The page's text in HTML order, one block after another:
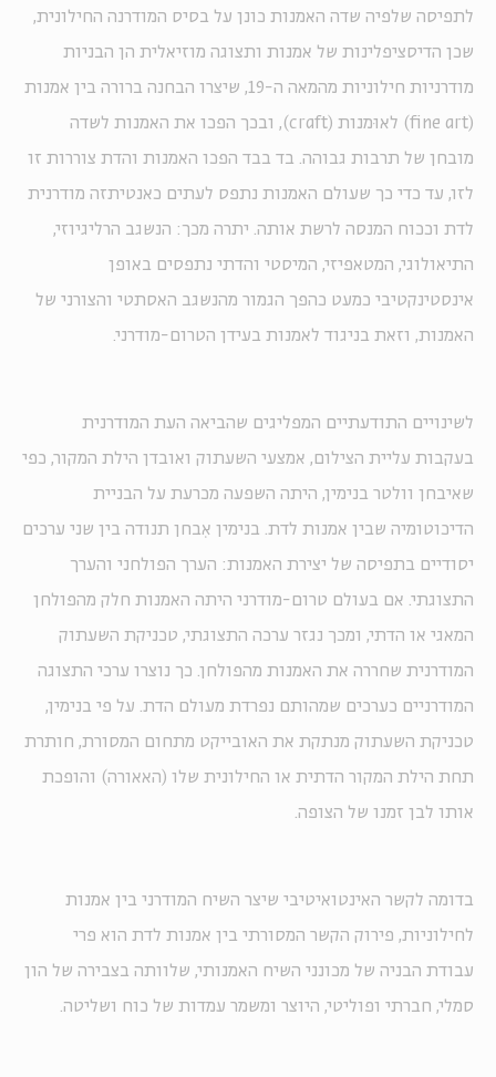
לתפיסה שלפיה שדה האמנות כונן על בסיס המודרנה החילונית,
שכן הדיסציפלינות של אמנות ותצוגה מוזיאלית הן הבניות
מודרניות חילוניות מהמאה ה-19, שיצרו הבחנה ברורה בין אמנות
(fine art) לאוּמנות (craft), ובכך הפכו את האמנות לשדה
מובחן של תרבות גבוהה. בד בבד הפכו האמנות והדת צוררות זו
לזו, עד כדי כך שעולם האמנות נתפס לעתים כאנטיתזה מודרנית
לדת וככוח המנסה לרשת אותה. יתרה מכך: הנשגב הרליגיוזי,
התיאולוגי, המטאפיזי, המיסטי והדתי נתפסים באופן
אינסטינקטיבי כמעט כהפך הגמור מהנשגב האסתטי והצורני של
האמנות, וזאת בניגוד לאמנות בעידן הטרום-מודרני.
לשינויים התודעתיים המפליגים שהביאה העת המודרנית
בעקבות עליית הצילום, אמצעי השעתוק ואובדן הילת המקור, כפי
שאיבחן וולטר בנימין, היתה השפעה מכרעת על הבניית
הדיכוטומיה שבין אמנות לדת. בנימין אִבחן תנודה בין שני ערכים
יסודיים בתפיסה של יצירת האמנות: הערך הפולחני והערך
התצוגתי. אם בעולם טרום-מודרני היתה האמנות חלק מהפולחן
המאגי או הדתי, ומכך נגזר ערכה התצוגתי, טכניקת השעתוק
המודרנית שחררה את האמנות מהפולחן. כך נוצרו ערכי התצוגה
המודרניים כערכים שמהותם נפרדת מעולם הדת. על פי בנימין,
טכניקת השעתוק מנתקת את האובייקט מתחום המסורת, חותרת
תחת הילת המקור הדתית או החילונית שלו (האאורה) והופכת
אותו לבן זמנו של הצופה.
בדומה לקשר האינטואיטיבי שיצר השיח המודרני בין אמנות
לחילוניות, פירוק הקשר המסורתי בין אמנות לדת הוא פרי
עבודת הבניה של מכונני השיח האמנותי, שלוותה בצבירה של הון
סמלי, חברתי ופוליטי, היוצר ומשמר עמדות של כוח ושליטה.